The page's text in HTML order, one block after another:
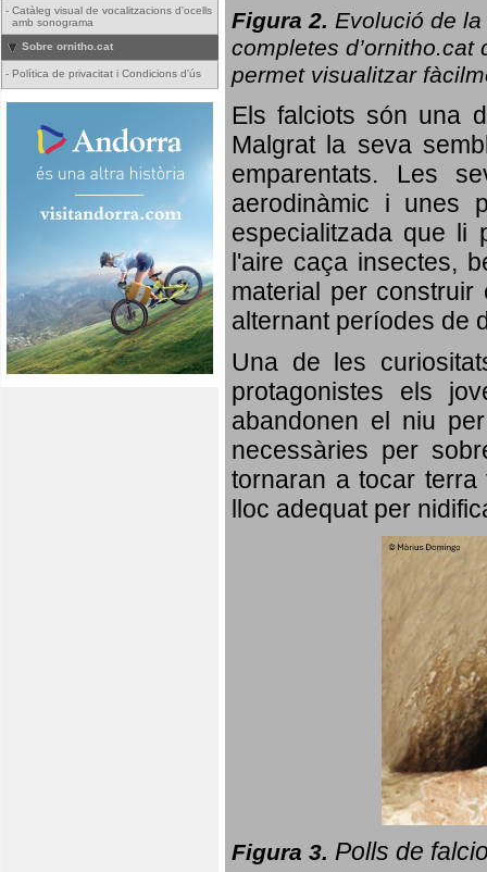
- Catàleg visual de vocalitzacions d'ocells
amb sonograma
Sobre ornitho.cat
- Política de privacitat i Condicions d'ús
Figura 2. Evolució de la
completes d’ornitho.cat
permet visualitzar
Els falciots són una
Malgrat la seva
emparentats. Les
aerodinàmic i unes
especialitzada que li
l'aire caça insectes,
material per
alternant períodes de
Una de les
protagonistes els
abandonen el niu
necessàries per
tornaran a tocar
lloc adequat per
Figura 3. Polls de